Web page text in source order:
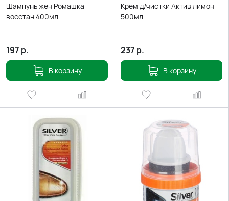
Шампунь жен Ромашка
восстан 400мл
197 р.
В корзину
Крем д/чистки Актив лимон
500мл
237 р.
В корзину